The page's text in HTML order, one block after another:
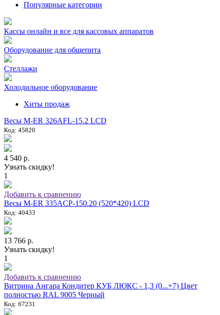
Популярные категории
Кассы онлайн и все для кассовых аппаратов
Оборудование для общепита
Стеллажи
Холодильное оборудование
Хиты продаж
Весы M-ER 326AFL-15.2 LCD
Код: 45820
4 540 р.
Узнать скидку!
1
Добавить к сравнению
Весы M-ER 335ACP-150.20 (520*420) LCD
Код: 40433
13 766 р.
Узнать скидку!
1
Добавить к сравнению
Витрина Ангара Кондитер КУБ ЛЮКС - 1,3 (0...+7) Цвет
полностью RAL 9005 Черный
Код: 67231